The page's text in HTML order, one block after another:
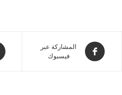
المشاركة عبر
فيسبوك